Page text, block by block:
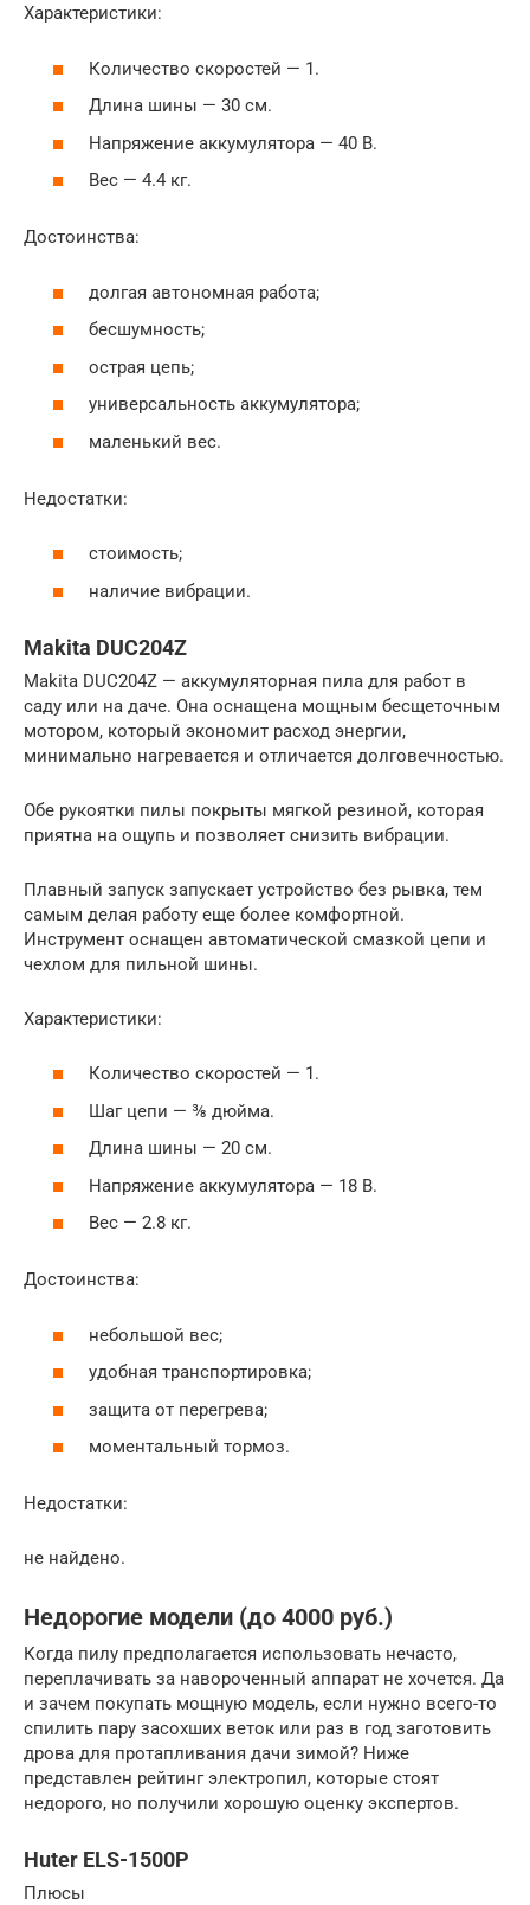
Характеристики:
Количество скоростей — 1.
Длина шины — 30 см.
Напряжение аккумулятора — 40 В.
Вес — 4.4 кг.
Достоинства:
долгая автономная работа;
бесшумность;
острая цепь;
универсальность аккумулятора;
маленький вес.
Недостатки:
стоимость;
наличие вибрации.
Makita DUC204Z
Makita DUC204Z — аккумуляторная пила для работ в
саду или на даче. Она оснащена мощным бесщеточным
мотором, который экономит расход энергии,
минимально нагревается и отличается долговечностью.
Обе рукоятки пилы покрыты мягкой резиной, которая
приятна на ощупь и позволяет снизить вибрации.
Плавный запуск запускает устройство без рывка, тем
самым делая работу еще более комфортной.
Инструмент оснащен автоматической смазкой цепи и
чехлом для пильной шины.
Характеристики:
Количество скоростей — 1.
Шаг цепи — ⅜ дюйма.
Длина шины — 20 см.
Напряжение аккумулятора — 18 В.
Вес — 2.8 кг.
Достоинства:
небольшой вес;
удобная транспортировка;
защита от перегрева;
моментальный тормоз.
Недостатки:
не найдено.
Недорогие модели (до 4000 руб.)
Когда пилу предполагается использовать нечасто,
переплачивать за навороченный аппарат не хочется. Да
и зачем покупать мощную модель, если нужно всего-то
спилить пару засохших веток или раз в год заготовить
дрова для протапливания дачи зимой? Ниже
представлен рейтинг электропил, которые стоят
недорого, но получили хорошую оценку экспертов.
Huter ELS-1500P
Плюсы